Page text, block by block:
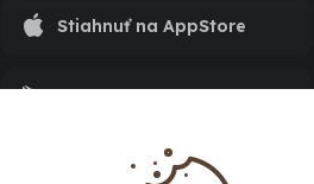
Stiahnuť na AppStore